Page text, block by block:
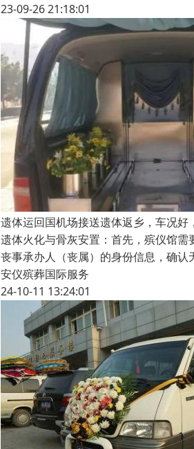
23-09-26 21:18:01
遗体运回国机场接送遗体返乡，车况好
遗体火化与骨灰安置：首先，殡仪馆
丧事承办人（丧属）的身份信息，确
安仪殡葬国际服务
24-10-11 13:24:01